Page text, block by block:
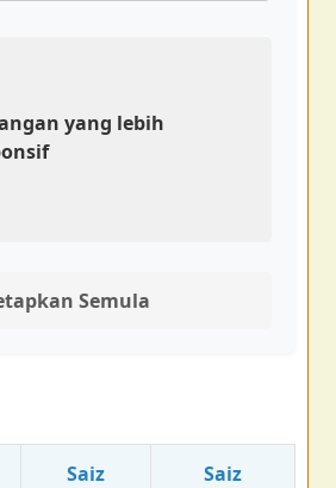
yang lebih
Semula
Saiz
Saiz